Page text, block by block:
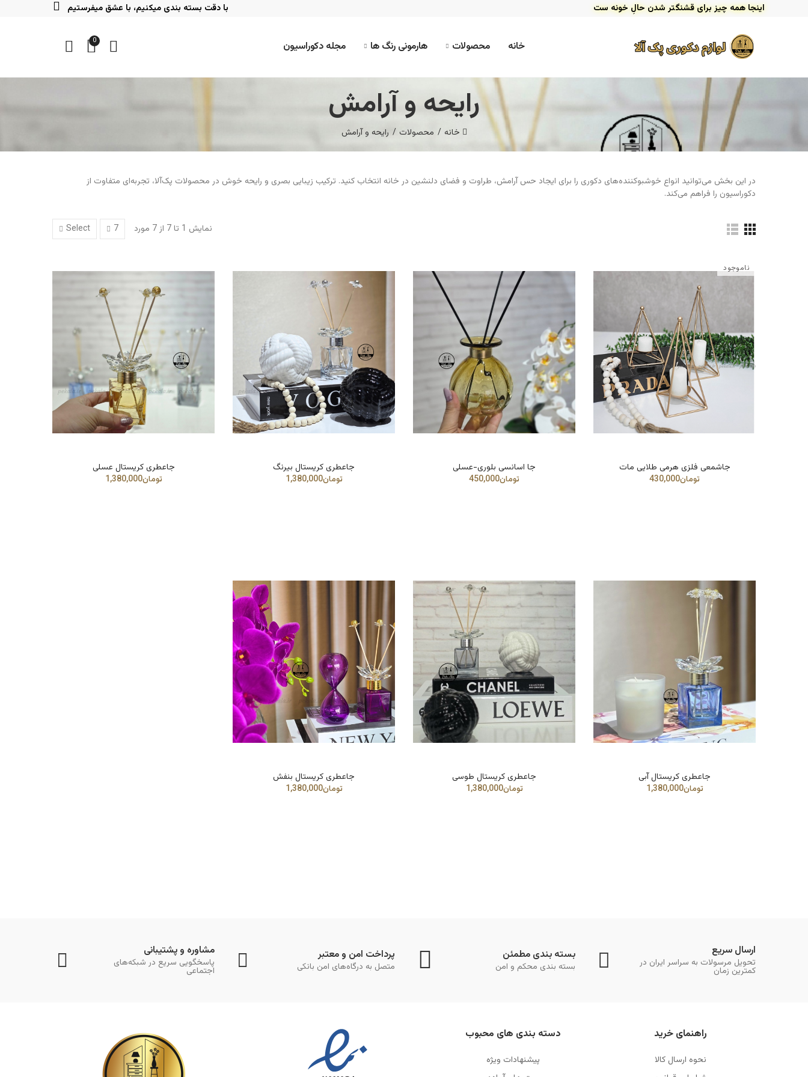
اینجا همه چیز برای قشنگتر شدن حالِ خونه ست با دقت بسته بندی میکنیم، با عشق میفرستیم
خانه محصولات هارمونی رنگ ها مجله دکوراسیون 0
رایحه و آرامش
خانه محصولات رایحه و آرامش
در این بخش می‌توانید انواع خوشبوکننده‌های دکوری را برای ایجاد حس آرامش، طراوت و فضای دلنشین در خانه انتخاب کنید. ترکیب زیبایی بصری و رایحه خوش در محصولات پک‌آلا، تجربه‌ای متفاوت از
دکوراسیون را فراهم می‌کند.
نمایش 1 تا 7 از 7 مورد 7
Select
ناموجود
جاشمعی فلزی هرمی طلایی مات
جا اسانسی بلوری-عسلی
جاعطری کریستال بیرنگ
جاعطری کریستال عسلی
جاعطری کریستال آبی
جاعطری کریستال طوسی
جاعطری کریستال بنفش
ارسال سریع
تحویل مرسولات به سراسر ایران در
کمترین زمان
بسته بندی مطمئن
بسته بندی محکم و امن
پرداخت امن و معتبر
متصل به درگاه‌های امن بانکی
مشاوره و پشتیبانی
پاسخگویی سریع در شبکه‌های
اجتماعی
راهنمای خرید
نحوه ارسال کالا
دسته بندی های محبوب
پیشنهادات ویژه